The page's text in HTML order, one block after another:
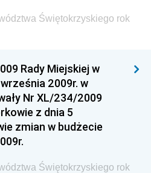
Rodziny, Pracy i Polityki
Rozwoju
Infrastruktury i
Gospodarki Morskiej i
Energii
Świętokrzyskiego rok
Rady Miejskiej w
2009r. w
Nr XL/234/2009
z dnia 5
zmian w budżecie
Świętokrzyskiego rok